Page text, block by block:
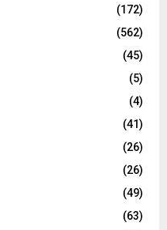
(172)
(562)
(45)
(5)
(4)
(41)
(26)
(26)
(49)
(63)